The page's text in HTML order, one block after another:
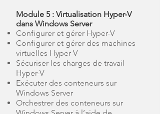
Module 5 : Virtualisation Hyper-V
dans Windows Server
Configurer et gérer Hyper-V
Configurer et gérer des machines
virtuelles Hyper-V
Sécuriser les charges de travail
Hyper-V
Exécuter des conteneurs sur
Windows Server
Orchestrer des conteneurs sur